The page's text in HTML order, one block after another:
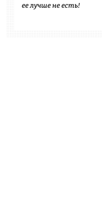
ее лучше не есть!